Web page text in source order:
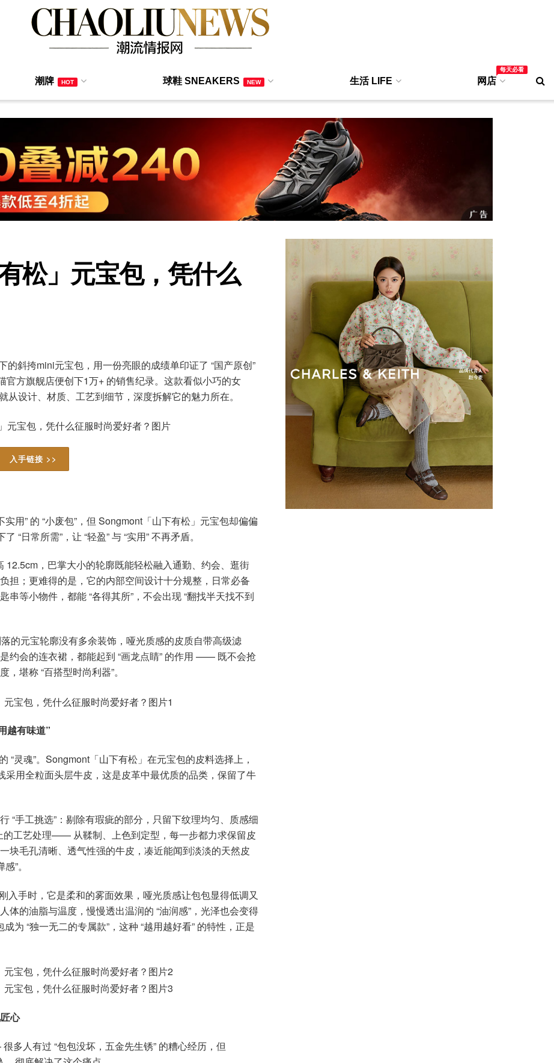
潮牌 HOT 球鞋 SNEAKERS NEW 生活 LIFE 网店
每天必看
松」元宝包，凭什么
斜挎mini元宝包，用一份亮眼的成绩单印证了 “国产原创”
方旗舰店便创下1万+ 的销售纪录。这款看似小巧的女
从设计、材质、工艺到细节，深度拆解它的魅力所在。
入手链接 >>
用” 的 “小废包”，但 Songmont「山下有松」元宝包却偏偏
日常所需”，让 “轻盈” 与 “实用” 不再矛盾。
12.5cm，巴掌大小的轮廓既能轻松融入通勤、约会、逛街
担；更难得的是，它的内部空间设计十分规整，日常必备
等小物件，都能 “各得其所”，不会出现 “翻找半天找不到
的元宝轮廓没有多余装饰，哑光质感的皮质自带高级滤
约会的连衣裙，都能起到 “画龙点睛” 的作用 —— 既不会抢
堪称 “百搭型时尚利器”。
越有味道”
“灵魂”。Songmont「山下有松」在元宝包的皮料选择上，
用全粒面头层牛皮，这是皮革中最优质的品类，保留了牛
“手工挑选”：剔除有瑕疵的部分，只留下纹理均匀、质感细
的工艺处理—— 从鞣制、上色到定型，每一步都力求保留皮
块毛孔清晰、透气性强的牛皮，凑近能闻到淡淡的天然皮
”。
入手时，它是柔和的雾面效果，哑光质感让包包显得低调又
体的油脂与温度，慢慢透出温润的 “油润感”，光泽也会变得
“独一无二的专属款”，这种 “越用越好看” 的特性，正是
心
多人有过 “包包没坏，五金先生锈” 的糟心经历，但